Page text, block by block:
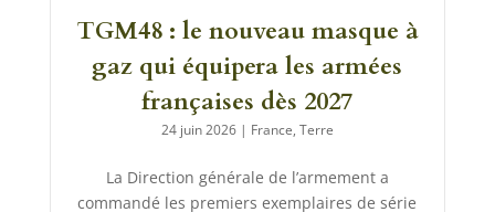
TGM48 : le nouveau masque à
gaz qui équipera les armées
françaises dès 2027
24 juin 2026| France, Terre
La Direction générale de l’armement a
commandé les premiers exemplaires de série